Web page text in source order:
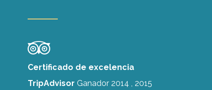
Certificado de excelencia
TripAdvisor Ganador 2014 , 2015